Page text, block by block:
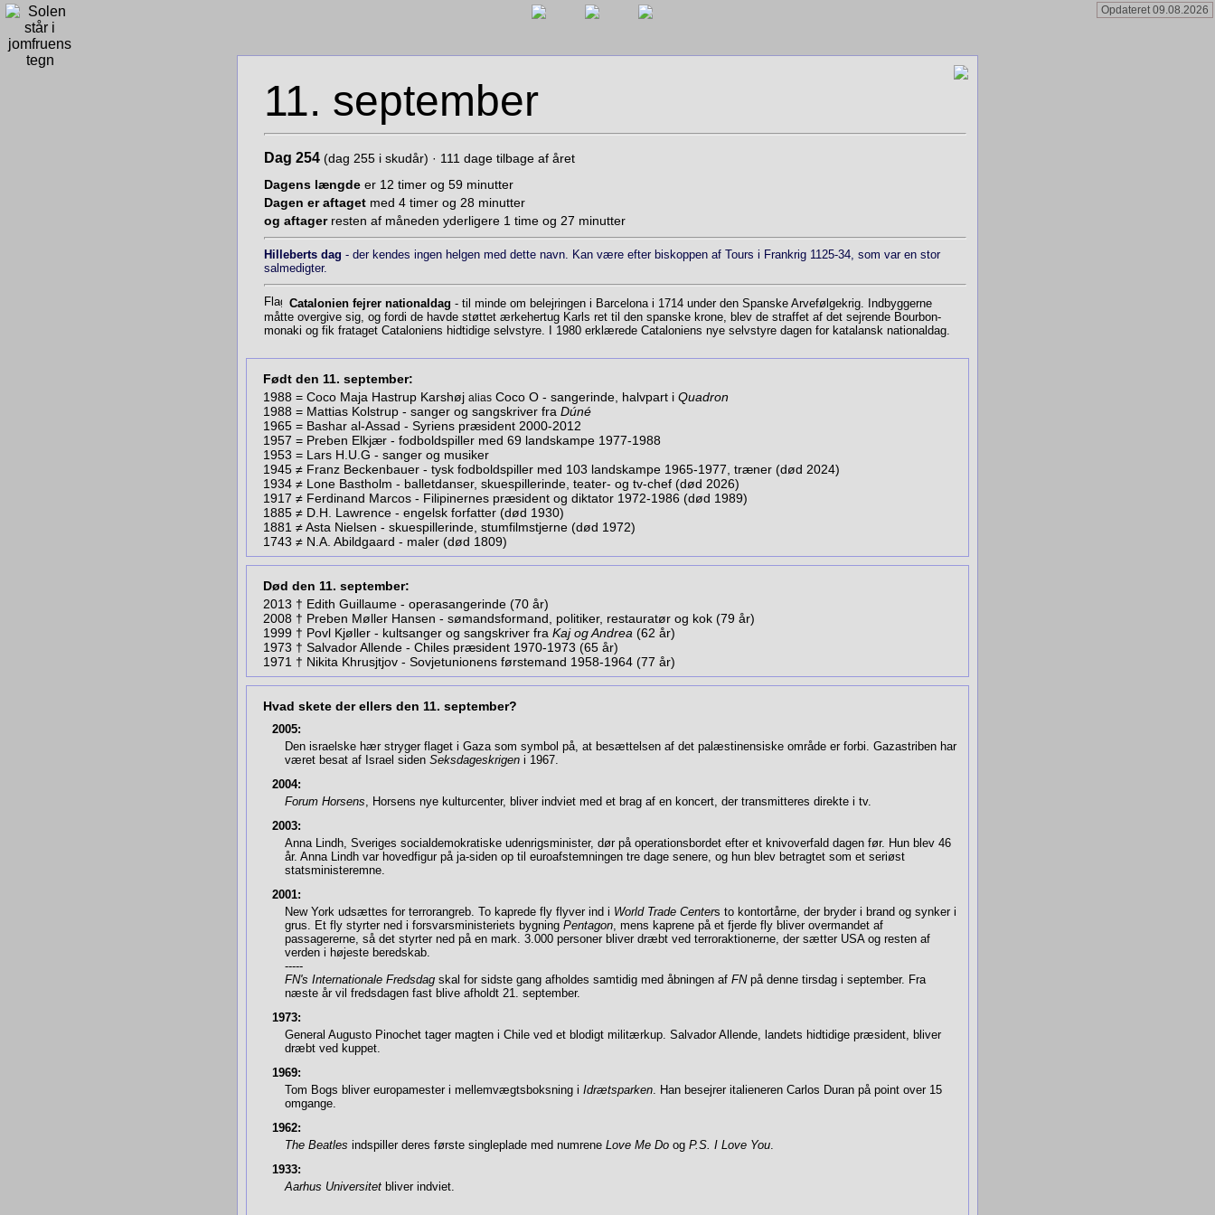
Opdateret 09.08.2026
11. september
Dag 254 (dag 255 i skudår) · 111 dage tilbage af året
Dagens længde er 12 timer og 59 minutter
Dagen er aftaget med 4 timer og 28 minutter
og aftagerresten af måneden yderligere 1 time og 27 minutter
Hilleberts dag - der kendes ingen helgen med dette navn. Kan være efter biskoppen af Tours i Frankrig 1125-34, som var en stor
salmedigter.
Catalonien fejrer nationaldag - til minde om belejringen i Barcelona i 1714 under den Spanske Arve­føl­ge­krig. Indbyggerne
måtte overgive sig, og fordi de havde støttet ærkehertug Karls ret til den spanske krone, blev de straf­fet af det sejrende Bourbon-
monaki og fik frataget Cataloniens hidtidige selvstyre. I 1980 er­klæ­rede Cataloniens nye selv­styre dagen for katalansk nationaldag.
Født den 11. september:
1988 = Coco Maja Hastrup Karshøj alias Coco O - sangerinde, halvpart i Quadron
1988 = Mattias Kolstrup - sanger og sangskriver fra Dúné
1965 = Bashar al-Assad - Syriens præsident 2000-2012
1957 = Preben Elkjær - fodboldspiller med 69 landskampe 1977-1988
1953 = Lars H.U.G - sanger og musiker
1945 ≠ Franz Beckenbauer - tysk fodboldspiller med 103 landskampe 1965-1977, træner (død 2024)
1934 ≠ Lone Bastholm - balletdanser, skuespillerinde, teater- og tv-chef (død 2026)
1917 ≠ Ferdinand Marcos - Filipinernes præsident og diktator 1972-1986 (død 1989)
1885 ≠ D.H. Lawrence - engelsk forfatter (død 1930)
1881 ≠ Asta Nielsen - skuespillerinde, stumfilmstjerne (død 1972)
1743 ≠ N.A. Abildgaard - maler (død 1809)
Død den 11. september:
2013 † Edith Guillaume - operasangerinde (70 år)
2008 † Preben Møller Hansen - sømandsformand, politiker, restauratør og kok (79 år)
1999 † Povl Kjøller - kultsanger og sangskriver fra Kaj og Andrea (62 år)
1973 † Salvador Allende - Chiles præsident 1970-1973 (65 år)
1971 † Nikita Khrusjtjov - Sovjetunionens førstemand 1958-1964 (77 år)
Hvad skete der ellers den 11. september?
2005:
Den israelske hær stryger flaget i Gaza som symbol på, at besættelsen af det palæstinensiske område er forbi. Gazastriben har
været besat af Israel siden Seksdageskrigen i 1967.
2004:
Forum Horsens, Horsens nye kulturcenter, bliver indviet med et brag af en koncert, der transmitteres di­rek­te i tv.
2003:
Anna Lindh, Sveriges socialdemokratiske udenrigsminister, dør på operationsbordet efter et knivoverfald dagen før. Hun blev 46
år. Anna Lindh var hovedfigur på ja-siden op til euroafstemningen tre dage senere, og hun blev betragtet som et seriøst
statsministeremne.
2001:
New York udsættes for terrorangreb. To kaprede fly flyver ind i World Trade Centers to kontortårne, der bry­der i brand og synker i
grus. Et fly styrter ned i forsvarsministeriets bygning Pentagon, mens kaprene på et fjerde fly bliver overmandet af
passagererne, så det styrter ned på en mark. 3.000 personer bliver dræbt ved terroraktionerne, der sætter USA og resten af
verden i højeste beredskab.
-----
FN's Internationale Fredsdag skal for sidste gang afholdes samtidig med åbningen af FNpå denne tirsdag i september. Fra
næste år vil fredsdagen fast blive afholdt 21. september.
1973:
General Augusto Pinochet tager magten i Chile ved et blodigt militærkup. Salvador Allende, landets hid­tidige præsident, bliver
dræbt ved kuppet.
1969:
Tom Bogs bliver europamester i mellemvægtsboksning i Idrætsparken. Han besejrer italieneren Carlos Duran på point over 15
omgange.
1962:
The Beatles indspiller deres første singleplade med numrene Love Me Do og P.S. I Love You.
1933:
Aarhus Universitet bliver indviet.